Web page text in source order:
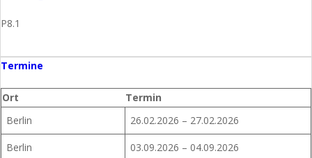
P8.1
Termine
Ort
Termin
Berlin
26.02.2026 – 27.02.2026
Berlin 03.09.2026 – 04.09.2026